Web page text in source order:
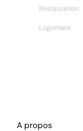
Restauration
Logement
A propos